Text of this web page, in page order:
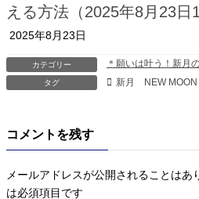
える方法（2025年8月23日
2025年8月23日
カテゴリー ＊願いは叶う！新月
タグ 新月 NEW MOON
コメントを残す
メールアドレスが公開されることはあ
は必須項目です